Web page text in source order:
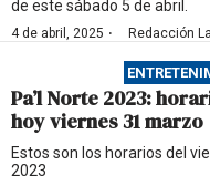
de este sábado 5 de abril.
4 de abril, 2025 · Redacción
Pa’l Norte 2023:
hoy viernes 31 marzo
Estos son los horarios del
2023